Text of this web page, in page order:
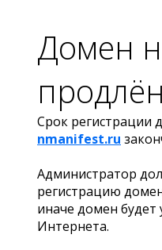
Домен
продлён
Срок регистрации
nmanifest.ru
Администратор
регистрацию
иначе домен будет
Интернета.